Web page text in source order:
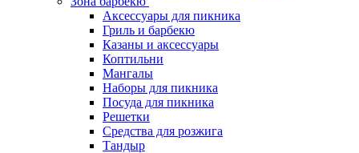
Аксессуары для пикника
Гриль и барбекю
Казаны и аксессуары
Коптильни
Мангалы
Наборы для пикника
Посуда для пикника
Решетки
Средства для розжига
Тандыр